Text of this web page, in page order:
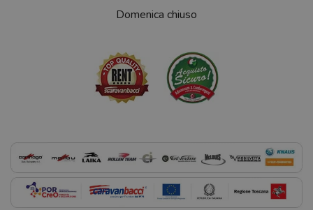
Domenica chiuso